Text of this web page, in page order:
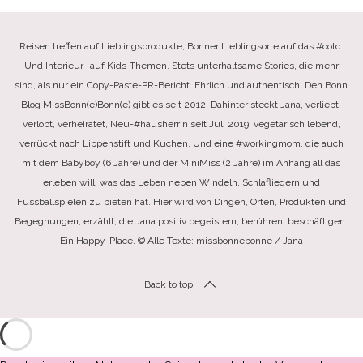
Reisen treffen auf Lieblingsprodukte, Bonner Lieblingsorte auf das #ootd.
Und Interieur- auf Kids-Themen. Stets unterhaltsame Stories, die mehr
sind, als nur ein Copy-Paste-PR-Bericht. Ehrlich und authentisch. Den Bonn
Blog MissBonn(e)Bonn(e) gibt es seit 2012. Dahinter steckt Jana, verliebt,
verlobt, verheiratet, Neu-#hausherrin seit Juli 2019, vegetarisch lebend,
verrückt nach Lippenstift und Kuchen. Und eine #workingmom, die auch
mit dem Babyboy (6 Jahre) und der MiniMiss (2 Jahre) im Anhang all das
erleben will, was das Leben neben Windeln, Schlafliedern und
Fussballspielen zu bieten hat. Hier wird von Dingen, Orten, Produkten und
Begegnungen, erzählt, die Jana positiv begeistern, berühren, beschäftigen.
Ein Happy-Place. © Alle Texte: missbonnebonne / Jana
Back to top